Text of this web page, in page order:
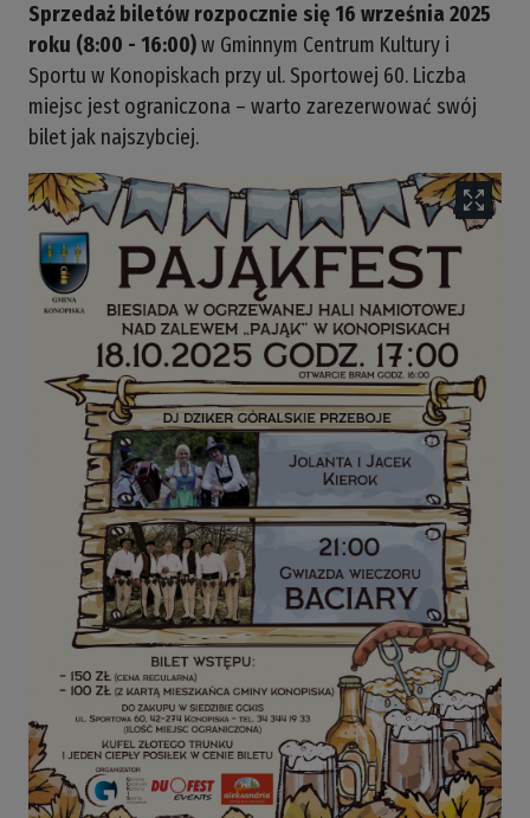
Sprzedaż biletów rozpocznie się 16 września 2025
roku (8:00 - 16:00)w Gminnym Centrum Kultury i
Sportu w Konopiskach przy ul. Sportowej 60. Liczba
miejsc jest ograniczona – warto zarezerwować swój
bilet jak najszybciej.